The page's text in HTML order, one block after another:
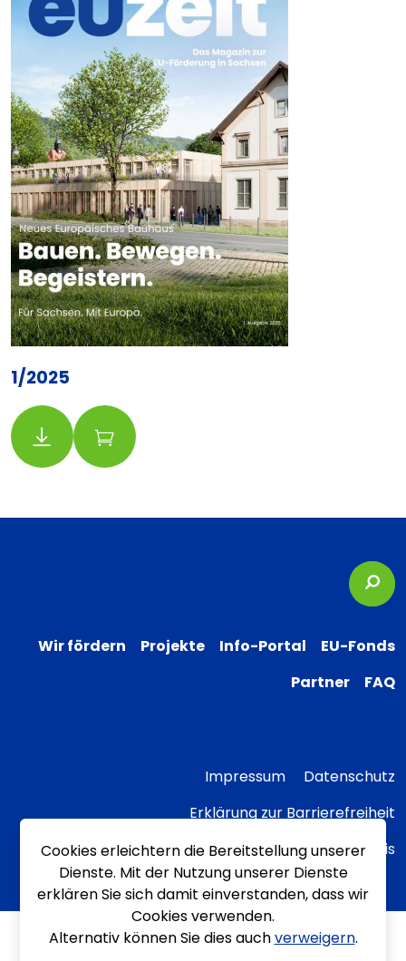
1/2025
DownloadBestellung
Wir fördern Projekte Info-Portal
EU-Fonds
Partner
FAQ
Impressum
Datenschutz
Erklärung zur Barrierefreiheit
Transparenzhinweis
Cookies erleichtern die Bereitstellung unserer
Dienste. Mit der Nutzung unserer Dienste
erklären Sie sich damit einverstanden, dass wir
Cookies verwenden.
Alternativ können Sie dies auchverweigern.